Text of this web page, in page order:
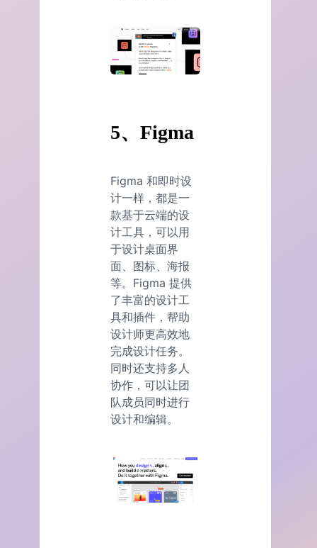
5、Figma
Figma 和即时设
计一样，都是一
款基于云端的设
计工具，可以用
于设计桌面界
面、图标、海报
等。Figma 提供
了丰富的设计工
具和插件，帮助
设计师更高效地
完成设计任务。
同时还支持多人
协作，可以让团
队成员同时进行
设计和编辑。